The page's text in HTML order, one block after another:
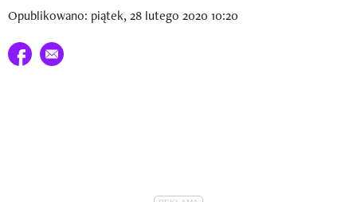
Opublikowano: piątek, 28 lutego 2020 10:20
Udostępnij na facebook
E-mail do przyjaciela